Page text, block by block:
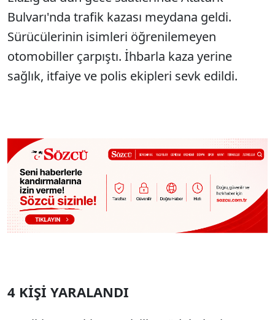
Bulvarı'nda trafik kazası meydana geldi.
Sürücülerinin isimleri öğrenilemeyen
otomobiller çarpıştı. İhbarla kaza yerine
sağlık, itfaiye ve polis ekipleri sevk edildi.
4 KİŞİ YARALANDI